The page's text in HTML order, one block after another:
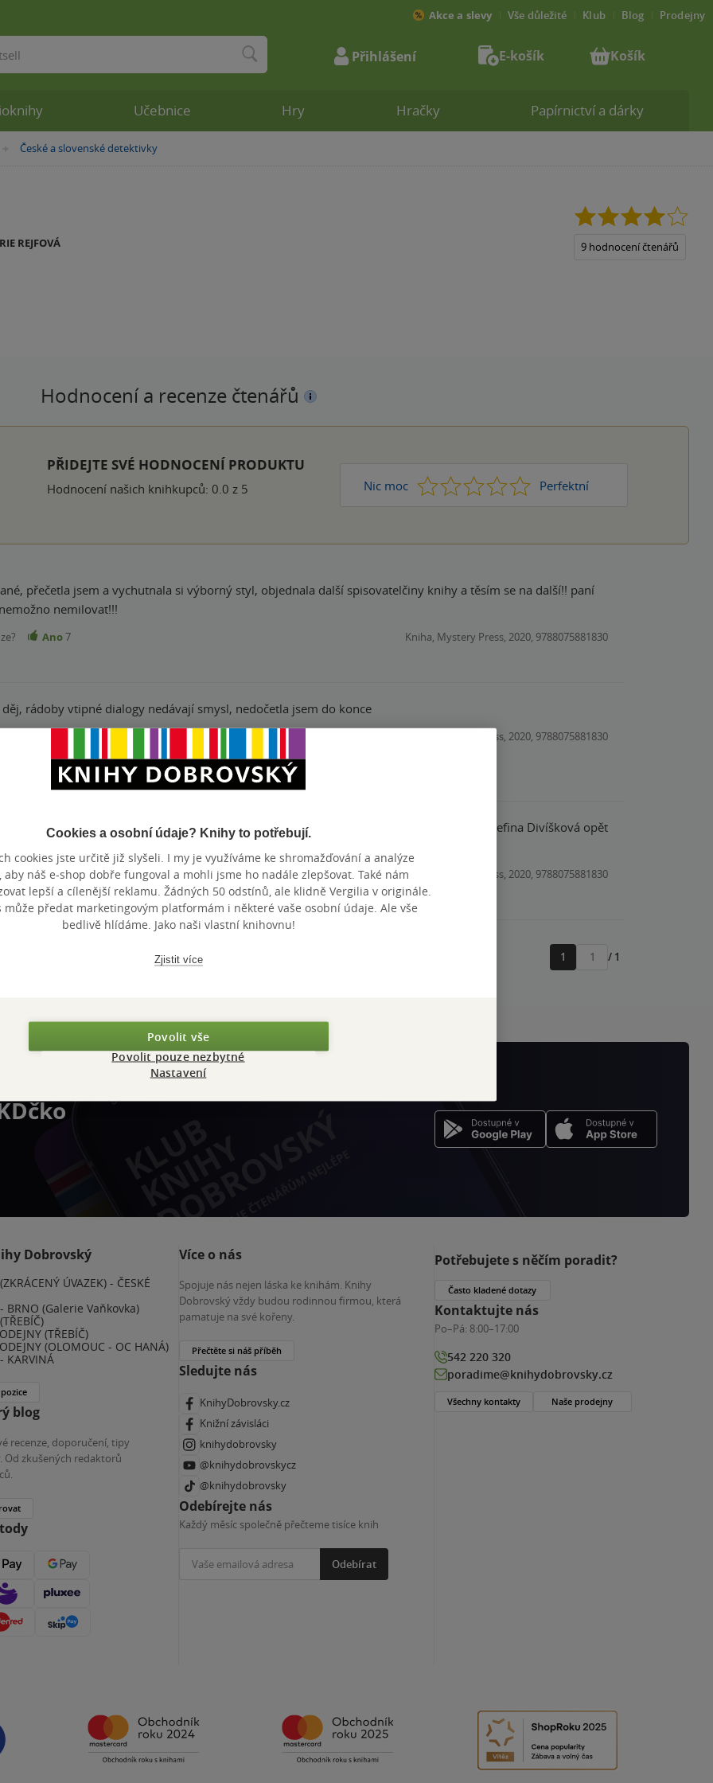
»
České a slovenské detektivky
REJFOVÁ
4.0
9 hodnocení čtenářů
Hodnocení a recenze čtenářů
PŘIDEJTE SVÉ HODNOCENÍ PRODUKTU
Hodnocení našich knihkupců: 0.0 z 5 Nic moc 1 2 3 4 Perfektní
5
učitelku a její rodinu nemožno nemilovat!!!
Ano7 Kniha, Mystery Press, 2020, 9788075881830
rádoby vtipné dialogy nedávají smysl, nedočetla jsem do konce
Kniha, Mystery Press, 2020, 9788075881830
detektivka od Marie Rejfove.Skvela pro odreagování i pobavení, přečteno za dva dny.Josefina Divíšková opět
Ano4 Kniha, Mystery Press, 2020, 9788075881830
Zobrazeno 20 z 20
1
Přejít
/ 1
Učebnice Hry Hračky Papírnictví a dárky
Akce a slevy Vše důležité Klub Blog Prodejny
Přihlášení E-košík Košík
Dobrovský
ÚVAZEK) - ČESKÉ
BRNO (Galerie Vaňkovka)
(TŘEBÍČ)
(OLOMOUC - OC HANÁ)
KARVINÁ
blog
recenze, doporučení, tipy
Od zkušených redaktorů
Více o nás
Spojuje nás nejen láska ke knihám. Knihy
Dobrovský vždy budou rodinnou firmou, která
pamatuje na své kořeny.
Přečtěte si náš příběh
Sledujte nás
KnihyDobrovsky.cz
Knižní závisláci
knihydobrovsky
@knihydobrovskycz
@knihydobrovsky
Odebírejte nás
Každý měsíc společně přečteme tisíce knih
Odebírat
Potřebujete s něčím poradit?
Často kladené dotazy
Kontaktujte nás
Po–Pá: 8:00–17:00
542 220 320
poradime@knihydobrovsky.cz
Všechny kontakty Naše prodejny
Cookies a osobní údaje? Knihy to potřebují.
cookies jste určitě již slyšeli. I my je využíváme ke shromažďování a analýze
aby náš e-shop dobře fungoval a mohli jsme ho nadále zlepšovat. Také nám
lepší a cílenější reklamu. Žádných 50 odstínů, ale klidně Vergilia v originále.
může předat marketingovým platformám i některé vaše osobní údaje. Ale vše
bedlivě hlídáme. Jako naši vlastní knihovnu!
Zjistit více
Povolit vše
Povolit pouze nezbytné
Nastavení